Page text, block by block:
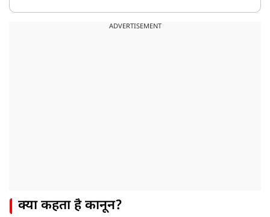
ADVERTISEMENT
क्या कहता है कानून?